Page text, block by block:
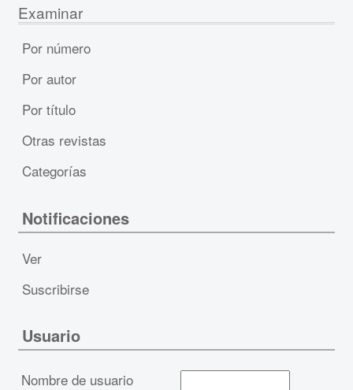
Examinar
Por número
Por autor
Por título
Otras revistas
Categorías
Notificaciones
Ver
Suscribirse
Usuario
Nombre de usuario